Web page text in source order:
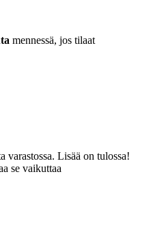
mennessä, jos tilaat
varastossa. Lisää on tulossa!
se vaikuttaa